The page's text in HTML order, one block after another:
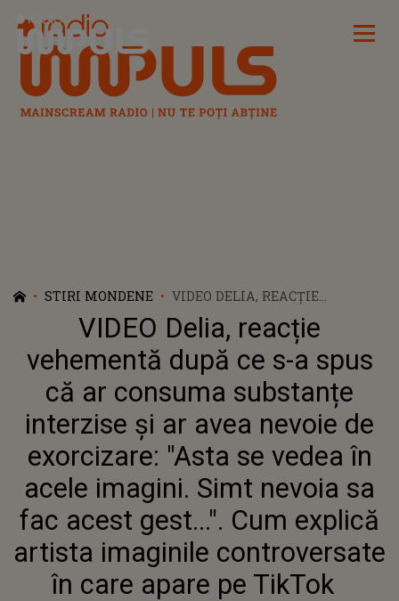
Radio Impuls
STIRI MONDENE
VIDEO DELIA, REACȚIE
VEHEMENTĂ DUPĂ CE S-A SPUS
CĂ AR CONSUMA SUBSTANȚE
INTERZISE ȘI AR AVEA NEVOIE
DE EXORCIZARE: "ASTA SE
VEDEA ÎN ACELE IMAGINI. SIMT
NEVOIA SA FAC ACEST GEST...".
CUM EXPLICĂ ARTISTA
IMAGINILE CONTROVERSATE ÎN
CARE APARE PE TIKTOK
VIDEO Delia, reacție
vehementă după ce s-a spus
că ar consuma substanțe
interzise și ar avea nevoie de
exorcizare: "Asta se vedea în
acele imagini. Simt nevoia sa
fac acest gest...". Cum explică
artista imaginile controversate
în care apare pe TikTok